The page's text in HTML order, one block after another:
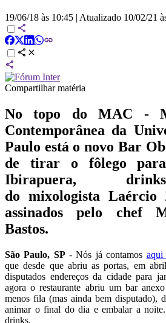
19/06/18 às 10:45 | Atualizado 10/02/21
Compartilhar matéria
No topo do MAC -
Contemporânea da
Paulo está o novo Bar
de tirar o fôlego
Ibirapuera,
do mixologista Laércio
assinados pelo chef
Bastos.
São Paulo, SP- Nós já contamos aqui
que desde que abriu as portas, em
disputados endereços da cidade para
agora o restaurante abriu um bar
menos fila (mas ainda bem disputado),
animar o final do dia e embalar a
drinks.